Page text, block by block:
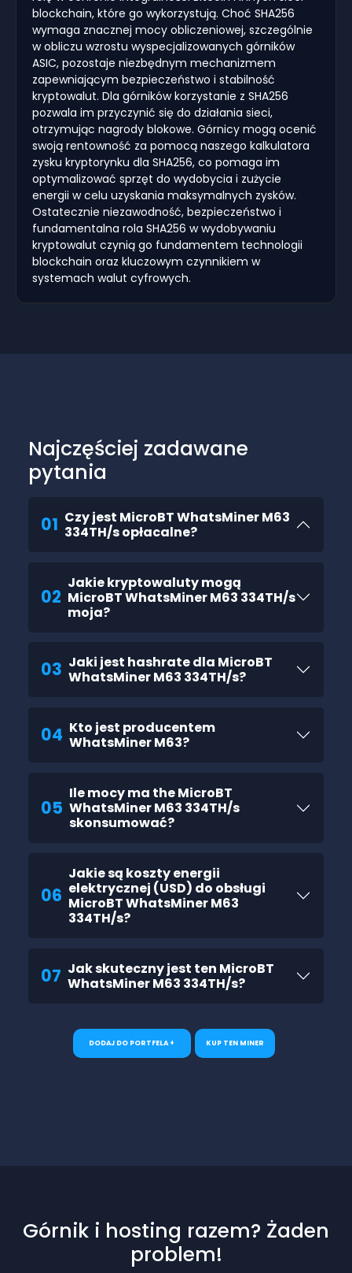
blockchain, które go wykorzystują. Choć SHA256
wymaga znacznej mocy obliczeniowej, szczególnie
w obliczu wzrostu wyspecjalizowanych górników
ASIC, pozostaje niezbędnym mechanizmem
zapewniającym bezpieczeństwo i stabilność
kryptowalut. Dla górników korzystanie z SHA256
pozwala im przyczynić się do działania sieci,
otrzymując nagrody blokowe. Górnicy mogą ocenić
swoją rentowność za pomocą naszego kalkulatora
zysku kryptorynku dla SHA256, co pomaga im
optymalizować sprzęt do wydobycia i zużycie
energii w celu uzyskania maksymalnych zysków.
Ostatecznie niezawodność, bezpieczeństwo i
fundamentalna rola SHA256 w wydobywaniu
kryptowalut czynią go fundamentem technologii
blockchain oraz kluczowym czynnikiem w
systemach walut cyfrowych.
Najczęściej zadawane
pytania
01 Czy jest MicroBT WhatsMiner M63
334TH/s opłacalne?
02
Jakie kryptowaluty mogą
MicroBT WhatsMiner M63 334TH/s
moja?
03 Jaki jest hashrate dla MicroBT
WhatsMiner M63 334TH/s?
04 Kto jest producentem
WhatsMiner M63?
05
Ile mocy ma the MicroBT
WhatsMiner M63 334TH/s
skonsumować?
06
Jakie są koszty energii
elektrycznej (USD) do obsługi
MicroBT WhatsMiner M63
334TH/s?
07 Jak skuteczny jest ten MicroBT
WhatsMiner M63 334TH/s?
DODAJ DO PORTFELA + KUP TEN MINER
Górnik i hosting razem? Żaden
problem!